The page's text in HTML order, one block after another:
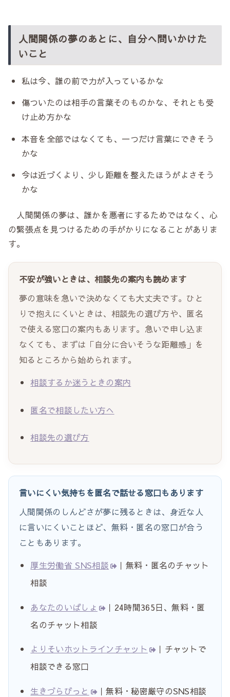
人間関係の夢のあとに、自分へ問いかけた
いこと
私は今、誰の前で力が入っているかな
傷ついたのは相手の言葉そのものかな、それとも受
け止め方かな
本音を全部ではなくても、一つだけ言葉にできそう
かな
今は近づくより、少し距離を整えたほうがよさそう
かな
人間関係の夢は、誰かを悪者にするためではなく、心
の緊張点を見つけるための手がかりになることがありま
す。
不安が強いときは、相談先の案内も読めます
夢の意味を急いで決めなくても大丈夫です。ひと
りで抱えにくいときは、相談先の選び方や、匿名
で使える窓口の案内もあります。急いで申し込ま
なくても、まずは「自分に合いそうな距離感」を
知るところから始められます。
相談するか迷うときの案内
匿名で相談したい方へ
相談先の選び方
言いにくい気持ちを匿名で話せる窓口もあります
人間関係のしんどさが夢に残るときは、身近な人
に言いにくいことほど、無料・匿名の窓口が合う
こともあります。
厚生労働省 SNS相談
｜無料・匿名のチャット
相談
あなたのいばしょ
｜24時間365日、無料・匿
名のチャット相談
よりそいホットラインチャット
｜チャットで
相談できる窓口
生きづらびっと ｜無料・秘密厳守のSNS相談